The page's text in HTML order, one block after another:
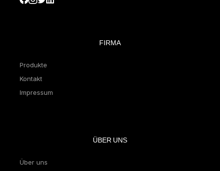
FIRMA
Produkte
Kontakt
Impressum
ÜBER UNS
Über uns